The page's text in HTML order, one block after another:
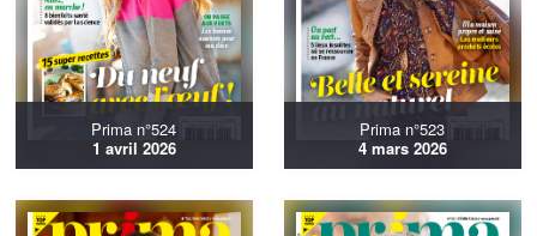
Prima n°524
1 avril 2026
Prima n°523
4 mars 2026